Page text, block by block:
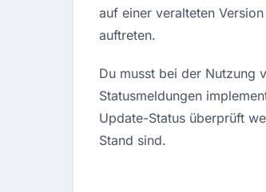
auf einer veralteten
auftreten.
Du musst bei der Nutzung
Statusmeldungen
Update-Status überprüft
Stand sind.